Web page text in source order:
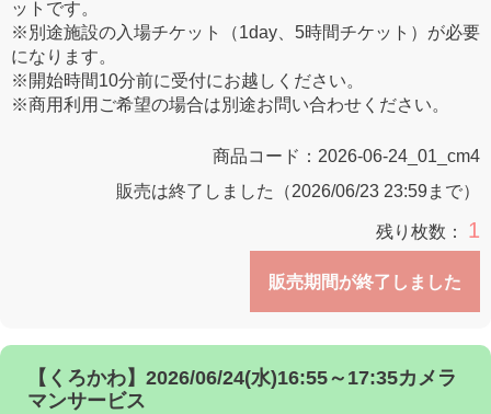
ットです。
※別途施設の入場チケット（1day、5時間チケット）が必要
になります。
※開始時間10分前に受付にお越しください。
※商用利用ご希望の場合は別途お問い合わせください。
商品コード： 2026-06-24_01_cm4
販売は終了しました（2026/06/23 23:59まで）
残り枚数： 1
販売期間が終了しました
【くろかわ】2026/06/24(水)16:55～17:35カメラ
マンサービス